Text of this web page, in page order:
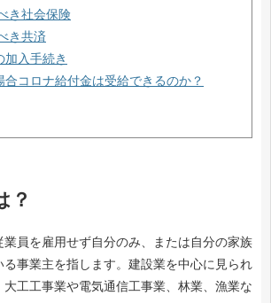
き社会保険
き共済
加入手続き
合コロナ給付金は受給できるのか？
？
員を雇用せず自分のみ、または自分の家族
る事業主を指します。建設業を中心に見られ
大工工事業や電気通信工事業、林業、漁業な